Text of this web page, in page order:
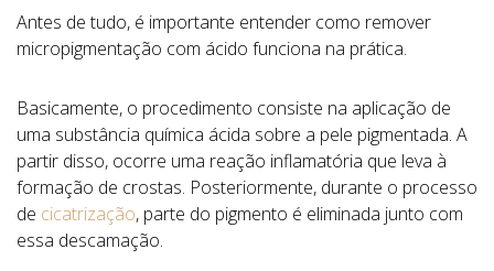
Antes de tudo, é importante entender como remover
micropigmentação com ácido funciona na prática.
Basicamente, o procedimento consiste na aplicação de
uma substância química ácida sobre a pele pigmentada. A
partir disso, ocorre uma reação inflamatória que leva à
formação de crostas. Posteriormente, durante o processo
de cicatrização, parte do pigmento é eliminada junto com
essa descamação.